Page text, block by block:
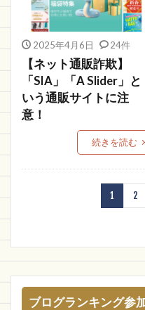
シンガポール
ナイ
DEIRI
オープンワ
未使用
iuHTEKC
ブラックフライデー
ニトリ
youth
KoopeBapka
のう
スーザン
振り込みメール
保護用品
2025年4月6日 24件
【ネット通販詐欺】
「SIA」「A Slider」と
いう通販サイトに注
意！
続きを読む
1 2
ブログランキング参